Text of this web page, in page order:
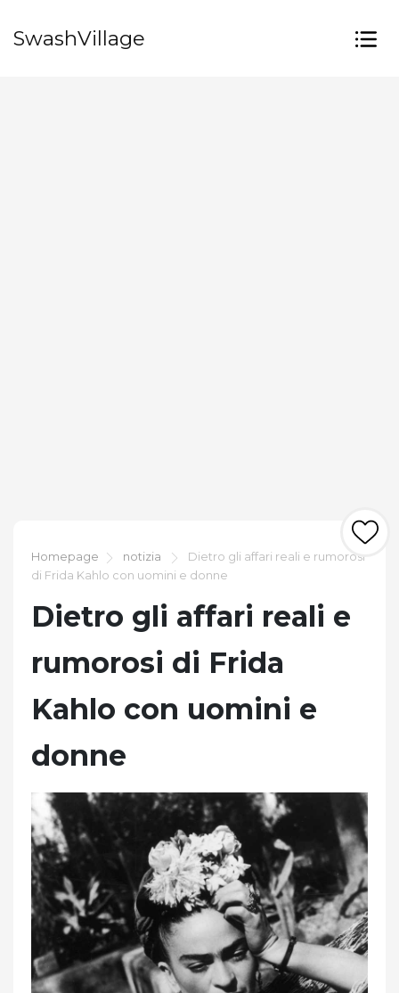
SwashVillage
Homepage notizia
Dietro gli affari reali e rumorosi
di Frida Kahlo con uomini e donne
Dietro gli affari reali e
rumorosi di Frida
Kahlo con uomini e
donne